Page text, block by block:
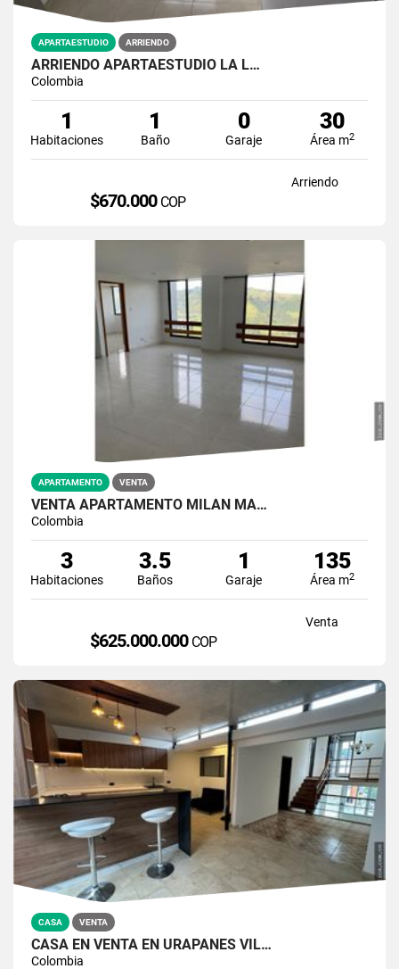
APARTAESTUDIO ARRIENDO
ARRIENDO APARTAESTUDIO LA L…
Colombia
1
Habitaciones
1
Baño
0
Garaje
30
Área m2
Arriendo
$670.000 COP
APARTAMENTO VENTA
VENTA APARTAMENTO MILÁN MA…
Colombia
3
Habitaciones
3.5
Baños
1
Garaje
135
Área m2
Venta
$625.000.000 COP
CASA VENTA
CASA EN VENTA EN URAPANES VIL…
Colombia